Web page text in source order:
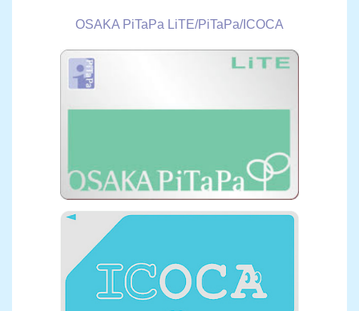
OSAKA PiTaPa LiTE/PiTaPa/ICOCA